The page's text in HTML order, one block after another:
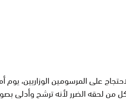
على المرسومين
من لحقه الضرر لأنه ترشح وأدلى